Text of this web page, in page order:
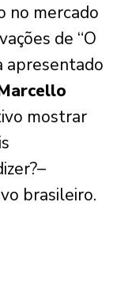
no mercado
de “O
apresentado
mostrar
brasileiro.